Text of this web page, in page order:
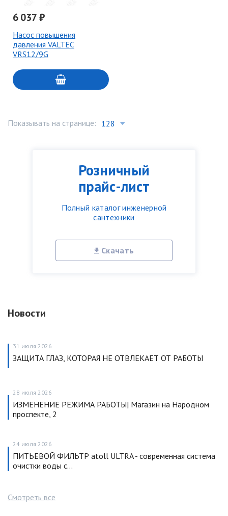
Розничный
прайс-лист
Полный каталог инженерной
сантехники
Скачать
Новости
31 июля 2026
ЗАЩИТА ГЛАЗ, КОТОРАЯ НЕ ОТВЛЕКАЕТ ОТ РАБОТЫ
28 июля 2026
ИЗМЕНЕНИЕ РЕЖИМА РАБОТЫ| Магазин на Народном
проспекте, 2
24 июля 2026
ПИТЬЕВОЙ ФИЛЬТР atoll ULTRA - современная система
очистки воды с…
Смотреть все
6 037 ₽
Насос повышения
давления VALTEC
VRS12/9G
Показывать на странице: